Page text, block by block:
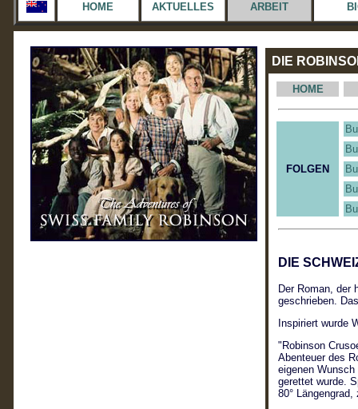
DIE
HOME
FOLGEN
DIE
Der Roman, der
geschrieben.
Inspiriert wurde
"Robinson
Abenteuer des
eigenen
gerettet wurde.
80°
HOME AKTUELLES ARBEIT